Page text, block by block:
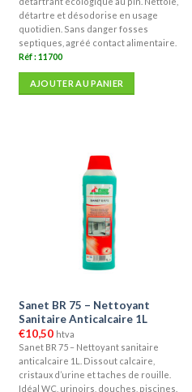
détartre et désodorise en usage
quotidien. Sans danger fosses
septiques, agréé contact alimentaire.
Réf : 11700
AJOUTER AU PANIER
Sanet BR 75 – Nettoyant
Sanitaire Anticalcaire 1L
€10,50 htva
Sanet BR 75 – Nettoyant sanitaire
anticalcaire 1L. Dissout calcaire,
cristaux d’urine et taches de rouille.
Idéal WC, urinoirs, douches, piscines.